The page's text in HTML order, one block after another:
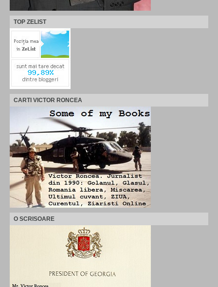
TOP ZELIST
CARTI VICTOR RONCEA
O SCRISOARE